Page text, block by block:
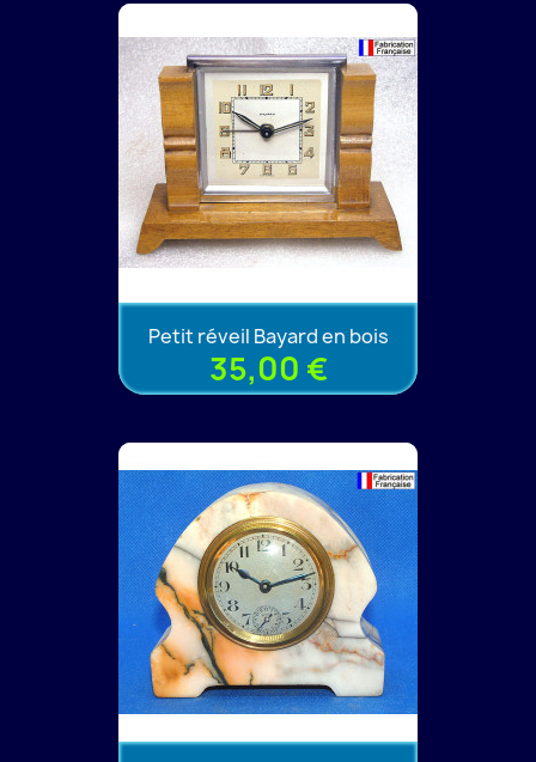
Petit réveil Bayard en bois
35,00 €